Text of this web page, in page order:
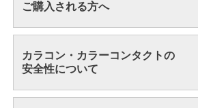
ご購入される方へ
カラコン・カラーコンタクトの
安全性について